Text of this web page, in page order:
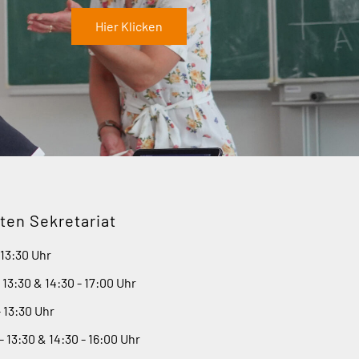
Hier Klicken
Sekretariat
Uhr
& 14:30 - 17:00 Uhr
Uhr
13:30 & 14:30 - 16:00 Uhr